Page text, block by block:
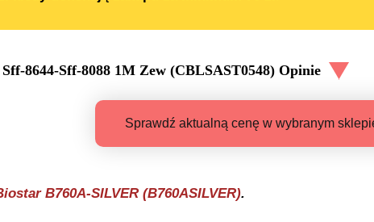
8644-Sff-8088 1M Zew (CBLSAST0548) Opinie
Sprawdź aktualną cenę w wybranym
B760A-SILVER (B760ASILVER).